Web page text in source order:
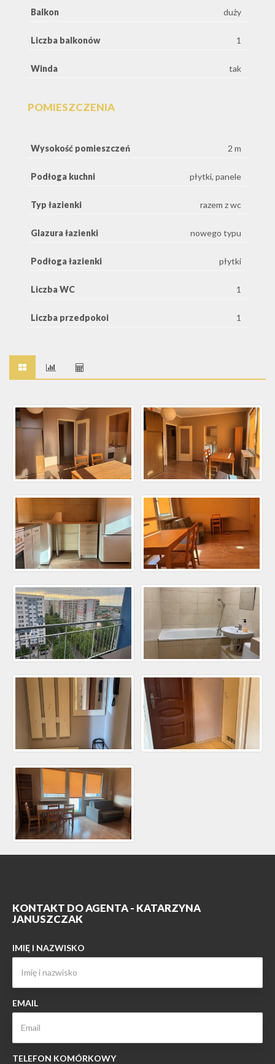
Balkon duży
Liczba balkonów 1
Winda tak
POMIESZCZENIA
Wysokość pomieszczeń 2 m
Podłoga kuchni płytki, panele
Typ łazienki razem z wc
Glazura łazienki nowego typu
Podłoga łazienki płytki
Liczba WC 1
Liczba przedpokoi 1
KONTAKT DO AGENTA - KATARZYNA
JANUSZCZAK
IMIĘ I NAZWISKO
EMAIL
TELEFON KOMÓRKOWY